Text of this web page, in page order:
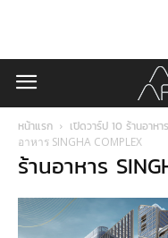
หน้าแรก เปิดวาร์ป 10 ร้านอาห
อาหาร SINGHA COMPLEX
ร้านอาหาร